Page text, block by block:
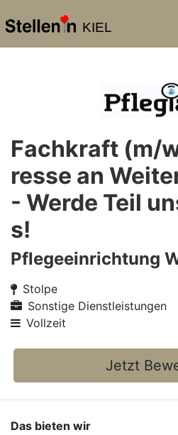
KIEL
Fachkraft (m/
resse an
- Werde Teil
s!
Pflegeeinrichtung
Stolpe
Sonstige Dienstleistungen
Vollzeit
Jetzt
Das bieten wir